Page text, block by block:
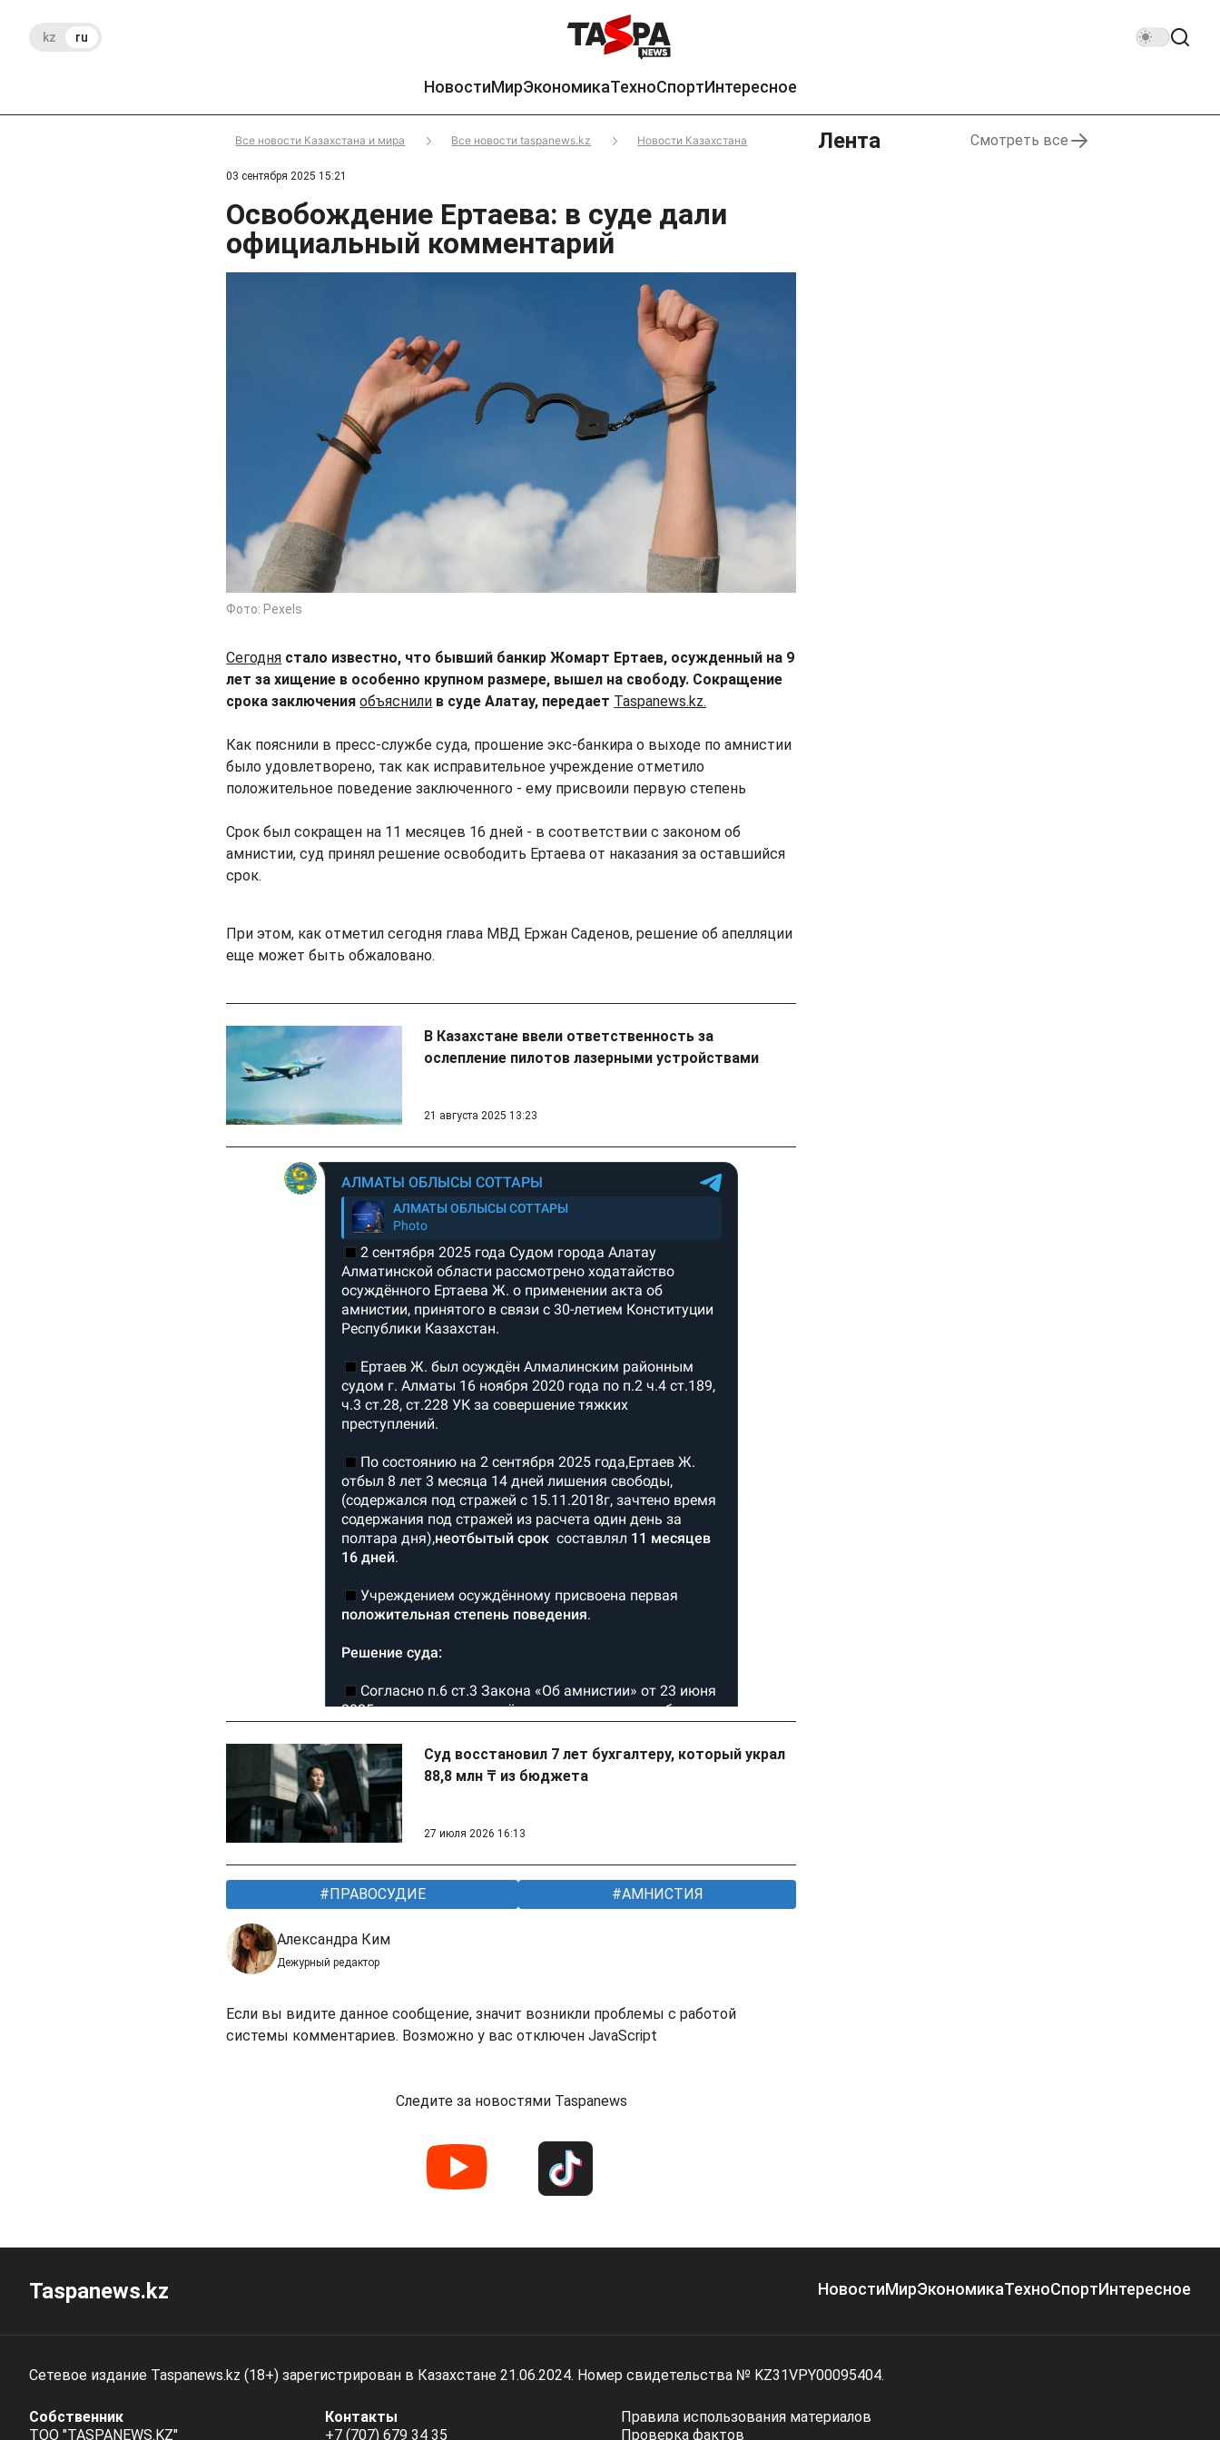
kz ru
НовостиМирЭкономикаТехноСпортИнтересное
Все новости Казахстана и мира Все новости taspanews.kz Новости Казахстана
03 сентября 2025 15:21
Освобождение Ертаева: в суде дали
официальный комментарий
Фото: Pexels
Сегодня стало известно, что бывший банкир Жомарт Ертаев, осужденный на 9
лет за хищение в особенно крупном размере, вышел на свободу. Сокращение
срока заключенияобъяснили в суде Алатау, передает Taspanews.kz.
Как пояснили в пресс-службе суда, прошение экс-банкира о выходе по амнистии
было удовлетворено, так как исправительное учреждение отметило
положительное поведение заключенного - ему присвоили первую степень
Срок был сокращен на 11 месяцев 16 дней - в соответствии с законом об
амнистии, суд принял решение освободить Ертаева от наказания за оставшийся
срок.
При этом, как отметил сегодня глава МВД Ержан Саденов, решение об апелляции
еще может быть обжаловано.
В Казахстане ввели ответственность за
ослепление пилотов лазерными устройствами
21 августа 2025 13:23
Суд восстановил 7 лет бухгалтеру, который украл
88,8 млн ₸ из бюджета
27 июля 2026 16:13
ПРАВОСУДИЕ АМНИСТИЯ
Александра Ким
Дежурный редактор
Если вы видите данное сообщение, значит возникли проблемы с работой
системы комментариев. Возможно у вас отключен JavaScript
Следите за новостями Taspanews
Лента Смотреть все
Taspanews.kz НовостиМирЭкономикаТехноСпортИнтересное
Сетевое издание Taspanews.kz (18+) зарегистрирован в Казахстане 21.06.2024. Номер свидетельства № KZ31VPY00095404.
Собственник
ТОО "TASPANEWS.KZ"
Контакты
+7 (707) 679 34 35
Правила использования материалов
Проверка фактов